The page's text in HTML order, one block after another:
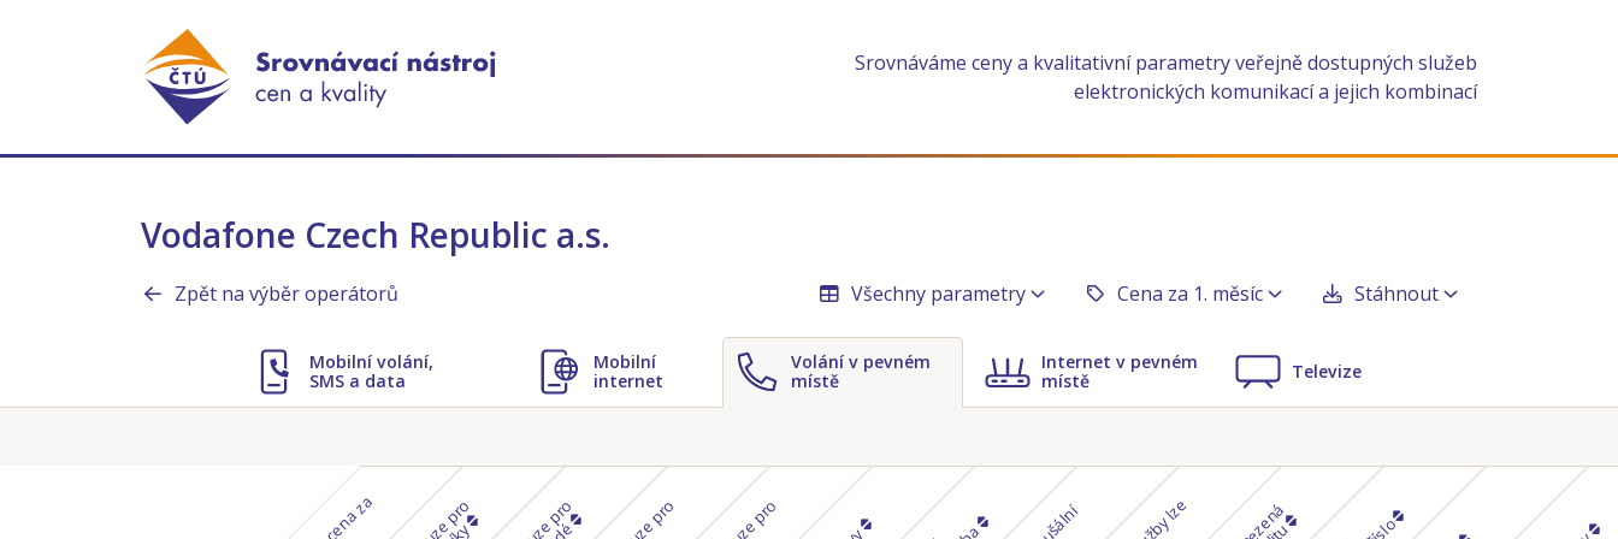
Srovnáváme ceny a kvalitativní parametry veřejně dostupných služeb
elektronických komunikací a jejich kombinací
Vodafone Czech Republic a.s.
Zpět na výběr operátorů Všechny parametry Cena za 1. měsíc Stáhnout
Mobilní volání,
SMS a data
Mobilní
internet
Volání v pevném
místě
Internet v pevném
místě
Televize